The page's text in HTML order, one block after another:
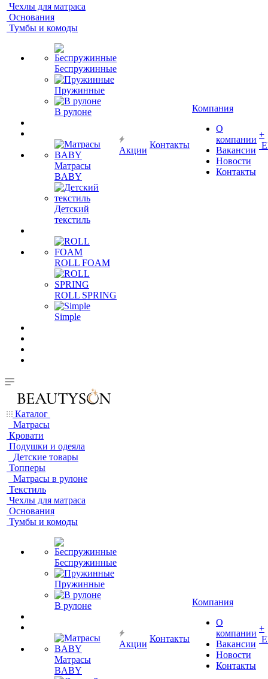
Чехлы для матраса
Основания
Тумбы и комоды
Беспружинные
Пружинные
В рулоне
Матрасы
BABY
Детский
текстиль
ROLL FOAM
ROLL SPRING
Simple
Акции
Контакты
Компания
О
компании
Вакансии
Новости
Контакты
+
Каталог
Матрасы
Кровати
Подушки и одеяла
Детские товары
Топперы
Матрасы в рулоне
Текстиль
Чехлы для матраса
Основания
Тумбы и комоды
Беспружинные
Пружинные
В рулоне
Матрасы
BABY
Акции
Контакты
Компания
О
компании
Вакансии
Новости
Контакты
+